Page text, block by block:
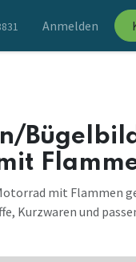
Anmelden
mit Flammen
Kurzwaren und